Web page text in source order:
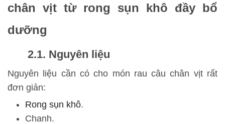
chân vịt từ rong sụn khô đầy bổ
dưỡng
2.1. Nguyên liệu
Nguyên liệu cần có cho món rau câu chân vịt rất
đơn giản:
Rong sụn khô.
Chanh.